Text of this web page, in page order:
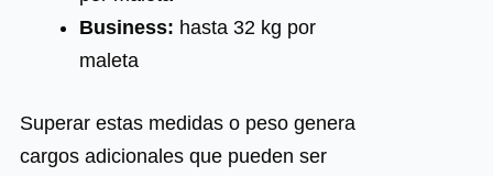
Business: hasta 32 kg por
maleta
Superar estas medidas o peso genera
cargos adicionales que pueden ser